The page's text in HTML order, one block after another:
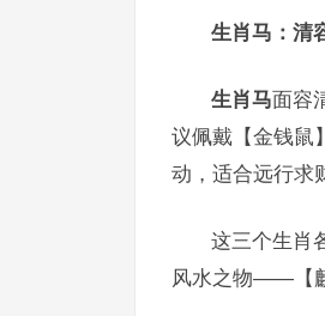
生肖马：清
生肖马面容
议佩戴【金钱鼠
动，适合远行求
这三个生肖
风水之物——【